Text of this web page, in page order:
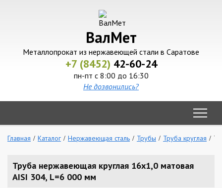
ВалМет
Металлопрокат из нержавеющей стали в Саратове
+7 (8452) 42-60-24
пн-пт с 8:00 до 16:30
Не дозвонились?
Главная Каталог Нержавеющая сталь Трубы Труба круглая
Труба нержавеющая круглая 16х1,0 матовая
AISI 304, L=6 000 мм